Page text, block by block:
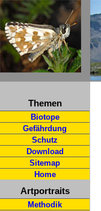
Themen
Biotope
Gefährdung
Schutz
Download
Sitemap
Home
Artportraits
Methodik